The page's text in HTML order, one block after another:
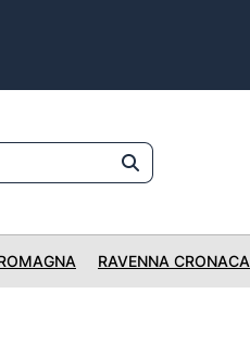
RAVENNA CRONACA